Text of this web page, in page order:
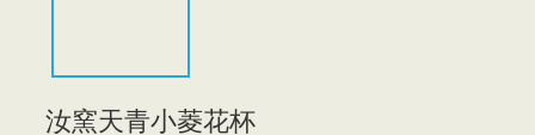
汝窯天青小菱花杯